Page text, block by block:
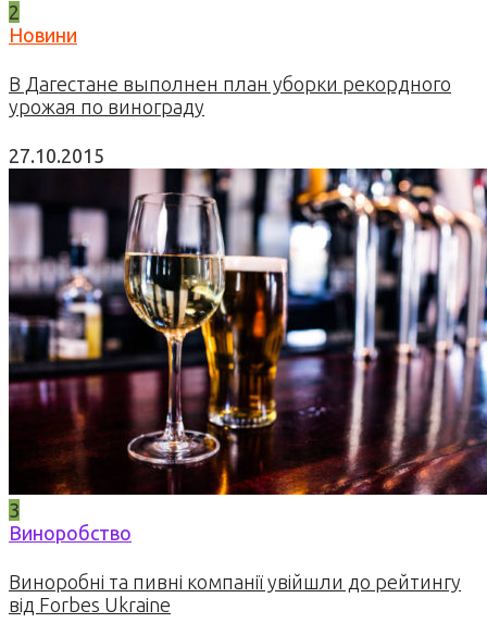
2
Новини
В Дагестане выполнен план уборки рекордного
урожая по винограду
27.10.2015
3
Виноробство
Виноробні та пивні компанії увійшли до рейтингу
від Forbes Ukraine